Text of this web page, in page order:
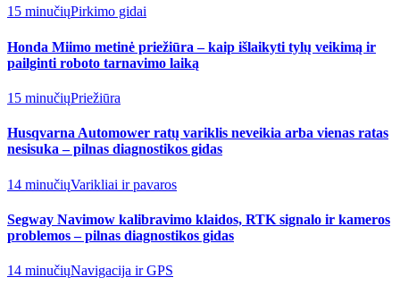
15 minučiųPirkimo gidai
Honda Miimo metinė priežiūra – kaip išlaikyti tylų veikimą ir
pailginti roboto tarnavimo laiką
15 minučiųPriežiūra
Husqvarna Automower ratų variklis neveikia arba vienas ratas
nesisuka – pilnas diagnostikos gidas
14 minučiųVarikliai ir pavaros
Segway Navimow kalibravimo klaidos, RTK signalo ir kameros
problemos – pilnas diagnostikos gidas
14 minučiųNavigacija ir GPS